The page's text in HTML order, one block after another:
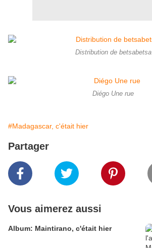
Distribution de betsabetsa
Diégo Une rue
#Madagascar, c'était hier
Partager
Vous aimerez aussi
Album: Maintirano, c'était hier